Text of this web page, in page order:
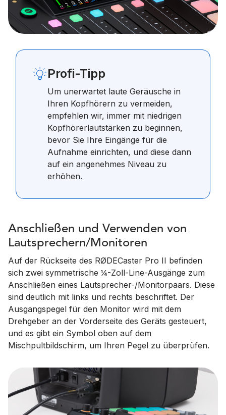
Profi-Tipp
Um unerwartet laute Geräusche in
Ihren Kopfhörern zu vermeiden,
empfehlen wir, immer mit niedrigen
Kopfhörerlautstärken zu beginnen,
bevor Sie Ihre Eingänge für die
Aufnahme einrichten, und diese dann
auf ein angenehmes Niveau zu
erhöhen.
Anschließen und Verwenden von
Lautsprechern/Monitoren
Auf der Rückseite des RØDECaster Pro II befinden
sich zwei symmetrische ¼-Zoll-Line-Ausgänge zum
Anschließen eines Lautsprecher-/Monitorpaars. Diese
sind deutlich mit links und rechts beschriftet. Der
Ausgangspegel für den Monitor wird mit dem
Drehgeber an der Vorderseite des Geräts gesteuert,
und es gibt ein Symbol oben auf dem
Mischpultbildschirm, um Ihren Pegel zu überprüfen.